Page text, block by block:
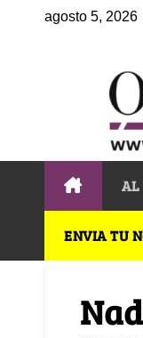
agosto 5, 2026
AL
ENVIA TU